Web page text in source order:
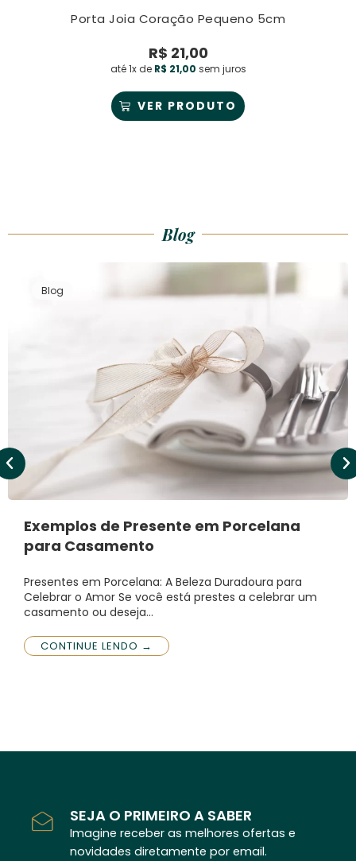
Porta Joia Coração Pequeno 5cm
R$ 21,00
até 1x de R$ 21,00 sem juros
VER PRODUTO
Blog
Blog
Exemplos de Presente em Porcelana
para Casamento
Presentes em Porcelana: A Beleza Duradoura para
Celebrar o Amor Se você está prestes a celebrar um
casamento ou deseja…
CONTINUE LENDO →
SEJA O PRIMEIRO A SABER
Imagine receber as melhores ofertas e
novidades diretamente por email.